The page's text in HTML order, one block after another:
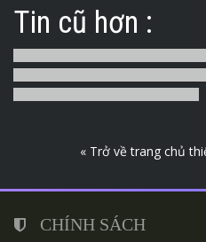
Tin cũ hơn :
« Trở về trang chủ
CHÍNH SÁCH